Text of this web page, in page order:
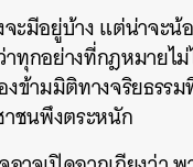
ะมีอยู่บ้าง แต่น่าจะน้
ทุกอย่างที่กฎหมายไ
ข้ามมิติทางจริยธรร
ชนพึงตระหนัก